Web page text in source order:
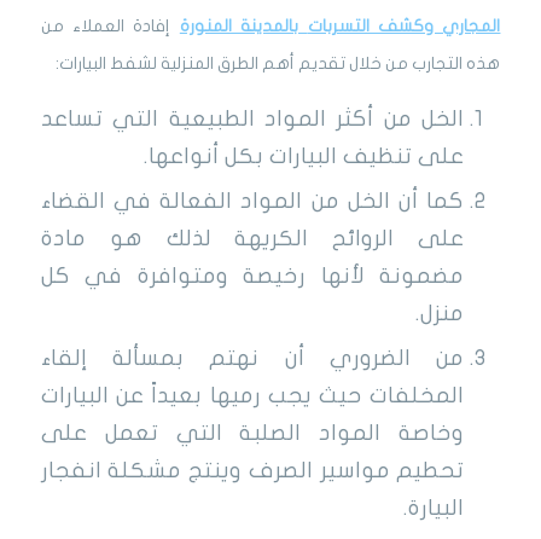
المجاري وكشف التسربات بالمدينة المنورة إفادة العملاء من
هذه التجارب من خلال تقديم أهم الطرق المنزلية لشفط البيارات:
الخل من أكثر المواد الطبيعية التي تساعد
على تنظيف البيارات بكل أنواعها.
كما أن الخل من المواد الفعالة في القضاء
على الروائح الكريهة لذلك هو مادة
مضمونة لأنها رخيصة ومتوافرة في كل
منزل.
من الضروري أن نهتم بمسألة إلقاء
المخلفات حيث يجب رميها بعيداً عن البيارات
وخاصة المواد الصلبة التي تعمل على
تحطيم مواسير الصرف وينتج مشكلة انفجار
البيارة.